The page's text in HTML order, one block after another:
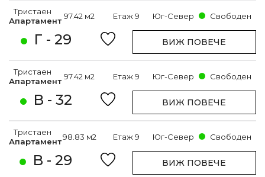
Г - 29
Тристаен
Апартамент 97.42 м2 Етаж 9 Юг-Север Свободен
ВИЖ ПОВЕЧЕ
В - 32
Тристаен
Апартамент 97.42 м2 Етаж 9 Юг-Север Свободен
ВИЖ ПОВЕЧЕ
В - 29
Тристаен
Апартамент98.83 м2 Етаж 9 Юг-Север Свободен
ВИЖ ПОВЕЧЕ